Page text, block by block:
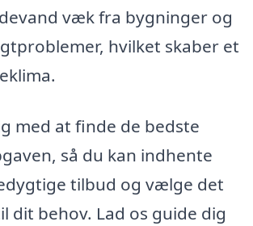
væk fra bygninger og
hvilket skaber et
med at finde de bedste
så du kan indhente
tilbud og vælge det
dit behov. Lad os guide dig